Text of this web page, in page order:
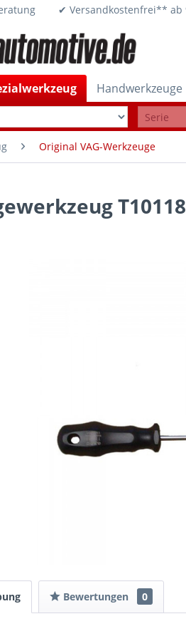
✔ Versandkostenfrei**
Handwerkzeuge
Original VAG-Werkzeuge
Bewertungen 0